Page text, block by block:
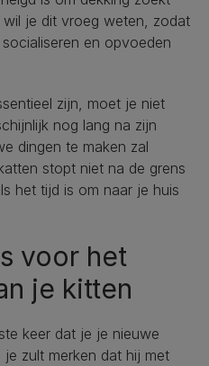
je dit vroeg weten, zodat
en opvoeden
zijn, moet je niet
nog lang na zijn
dingen te maken zal
stopt niet na de grens
het tijd is om naar je huis
voor het
je kitten
keer dat je je nieuwe
zult merken dat hij met